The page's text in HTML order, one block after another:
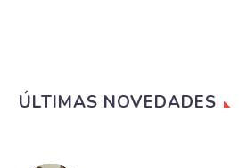
ÚLTIMAS NOVEDADES